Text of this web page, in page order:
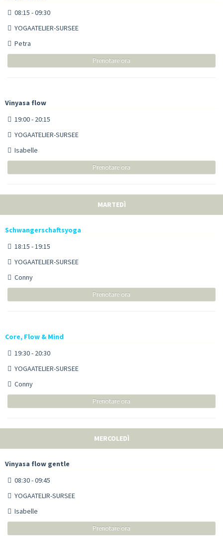
08:15 - 09:30
YOGAATELIER-SURSEE
Petra
Prenotare ora
Vinyasa flow
19:00 - 20:15
YOGAATELIER-SURSEE
Isabelle
Prenotare ora
MARTEDÌ
Schwangerschaftsyoga
18:15 - 19:15
YOGAATELIER-SURSEE
Conny
Prenotare ora
Core, Flow & Mind
19:30 - 20:30
YOGAATELIER-SURSEE
Conny
Prenotare ora
MERCOLEDÌ
Vinyasa flow gentle
08:30 - 09:45
YOGAATELIR-SURSEE
Isabelle
Prenotare ora